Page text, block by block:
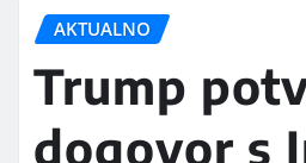
AKTUALNO
Trump
dogovor s